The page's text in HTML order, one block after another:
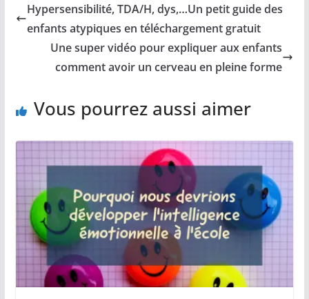
Hypersensibilité, TDA/H, dys,…Un petit guide des
enfants atypiques en téléchargement gratuit
Une super vidéo pour expliquer aux enfants
comment avoir un cerveau en pleine forme
Vous pourrez aussi aimer